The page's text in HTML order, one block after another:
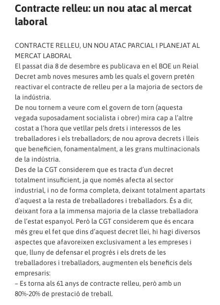
Contracte relleu: un nou atac al mercat
laboral
CONTRACTE RELLEU, UN NOU ATAC PARCIAL I PLANEJAT AL
MERCAT LABORAL
El passat dia 8 de desembre es publicava en el BOE un Reial
Decret amb noves mesures amb les quals el govern pretén
reactivar el contracte de relleu per a la majoria de sectors de
la indústria.
De nou tornem a veure com el govern de torn (aquesta
vegada suposadament socialista i obrer) mira cap a l’altre
costat a l’hora que vetllar pels drets i interessos de les
treballadores i els treballadors; de nou aprova decrets i lleis
que beneficien, fonamentalment, a les grans multinacionals
de la indústria.
Des de la CGT considerem que es tracta d’un decret
totalment insuficient, ja que només afecta al sector
industrial, i no de forma completa, deixant totalment apartats
d’aquest a la resta de treballadores i treballadors. És a dir,
deixant fora a la immensa majoria de la classe treballadora
de l’estat espanyol. Però la CGT considerem que és encara
més greu el fet que dins d’aquest decret llei, hi hagi diversos
aspectes que afavoreixen exclusivament a les empreses i
que, lluny de defensar el progrés i els drets de les
treballadores i treballadors, augmenten els beneficis dels
empresaris:
– Es torna als 61 anys de contracte relleu, però amb un
80%-20% de prestació de treball.